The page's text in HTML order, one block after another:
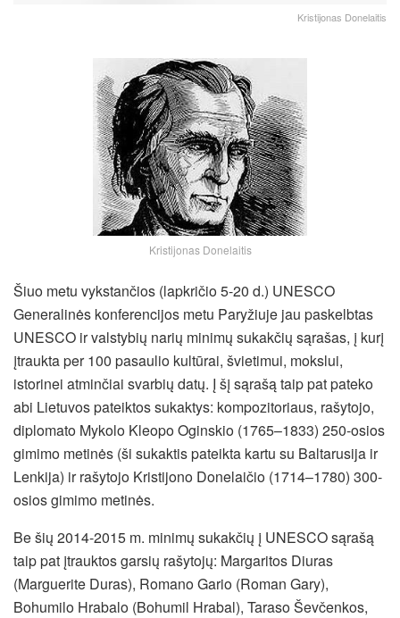
Kristijonas Donelaitis
Kristijonas Donelaitis
Šiuo metu vykstančios (lapkričio 5-20 d.) UNESCO
Generalinės konferencijos metu Paryžiuje jau paskelbtas
UNESCO ir valstybių narių minimų sukakčių sąrašas, į kurį
įtraukta per 100 pasaulio kultūrai, švietimui, mokslui,
istorinei atminčiai svarbių datų. Į šį sąrašą taip pat pateko
abi Lietuvos pateiktos sukaktys: kompozitoriaus, rašytojo,
diplomato Mykolo Kleopo Oginskio (1765–1833) 250-osios
gimimo metinės (ši sukaktis pateikta kartu su Baltarusija ir
Lenkija) ir rašytojo Kristijono Donelaičio (1714–1780) 300-
osios gimimo metinės.
Be šių 2014-2015 m. minimų sukakčių į UNESCO sąrašą
taip pat įtrauktos garsių rašytojų: Margaritos Diuras
(Marguerite Duras), Romano Gario (Roman Gary),
Bohumilo Hrabalo (Bohumil Hrabal), Taraso Ševčenkos,